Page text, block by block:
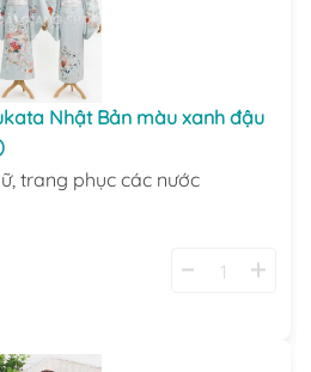
Nhật Bản màu xanh đậu
trang phục các nước